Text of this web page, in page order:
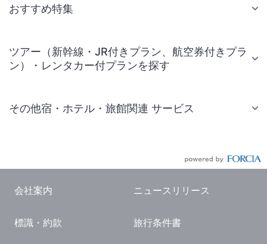
おすすめ特集
ツアー（新幹線・JR付きプラン、航空券付きプラ
ン）・レンタカー付プランを探す
その他宿・ホテル・旅館関連 サービス
国内観光ガイド
会社案内 ニュースリリース
標識・約款 旅行条件書